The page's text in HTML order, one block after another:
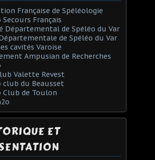
Française de Spéléologie
Secours Français
Départemental de Spéléo du Var
de Spéléo du Var
cavités Varoise
Ampusian de Recherches
Valette Revest
club du Beausset
Club de Toulon
ET